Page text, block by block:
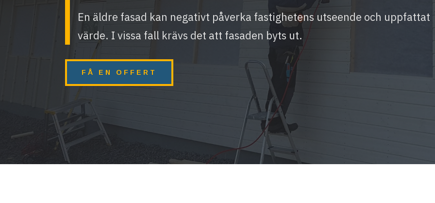
En äldre fasad kan negativt påverka fastighetens utseende och uppfattat
värde. I vissa fall krävs det att fasaden byts ut.
FÅ EN OFFERT